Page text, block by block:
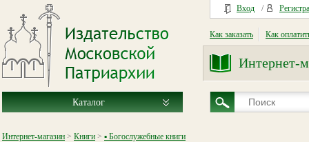
Вход /
Как заказать Как
Интернет-
Каталог
Интернет-магазин > Книги > ▪ Богослужебные книги